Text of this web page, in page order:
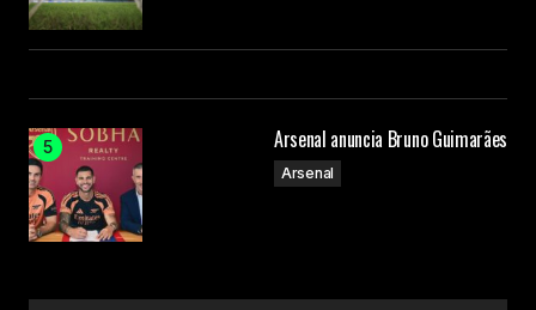
Arsenal anuncia Bruno Guimarães
Arsenal